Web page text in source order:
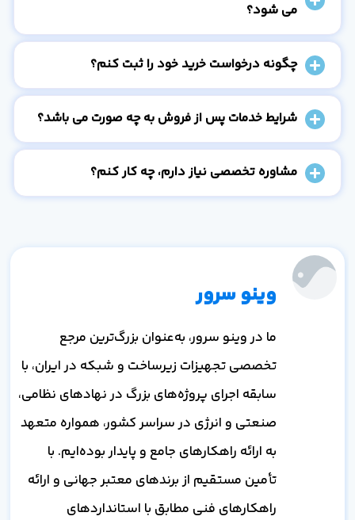
می شود؟
چگونه درخواست خرید خود را ثبت کنم؟
شرایط خدمات پس از فروش به چه صورت می باشد؟
مشاوره تخصصی نیاز دارم، چه کار کنم؟
وینو سرور
ما در وینو سرور، به‌عنوان بزرگ‌ترین مرجع
تخصصی تجهیزات زیرساخت و شبکه در ایران، با
سابقه اجرای پروژه‌های بزرگ در نهادهای نظامی،
صنعتی و انرژی در سراسر کشور، همواره متعهد
به ارائه راهکارهای جامع و پایدار بوده‌ایم. با
تأمین مستقیم از برندهای معتبر جهانی و ارائه
راهکارهای فنی مطابق با استانداردهای